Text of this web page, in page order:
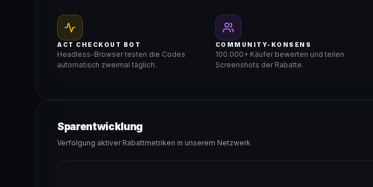
ACT CHECKOUT BOT
Headless-Browser testen die Codes
automatisch zweimal täglich.
COMMUNITY-KONSENS
100.000+ Käufer bewerten und teilen
Screenshots der Rabatte.
Sparentwicklung
Verfolgung aktiver Rabattmetriken in unserem Netzwerk